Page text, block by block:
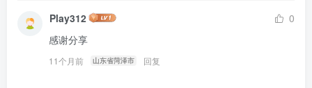
Play312
0
感谢分享
11个月前 山东省菏泽市 回复